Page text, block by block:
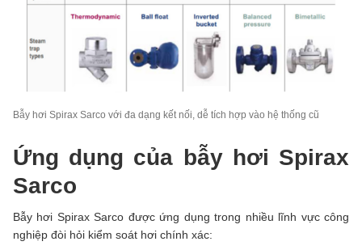
Bẫy hơi Spirax Sarco với đa dạng kết nối, dễ tích hợp vào hệ thống cũ
Ứng dụng của bẫy hơi Spirax
Sarco
Bẫy hơi Spirax Sarco được ứng dụng trong nhiều lĩnh vực công
nghiệp đòi hỏi kiểm soát hơi chính xác: